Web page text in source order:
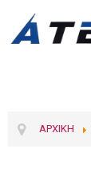
ΑΡΧΙΚΉ